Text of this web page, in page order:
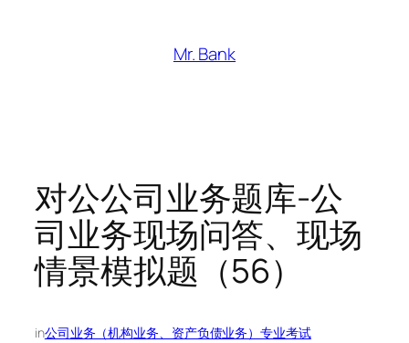
Mr. Bank
对公公司业务题库-公
司业务现场问答、现场
情景模拟题（56）
in公司业务（机构业务、资产负债业务）专业考试